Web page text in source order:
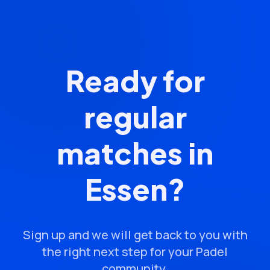
Ready for
regular
matches in
Essen?
Sign up and we will get back to you with
the right next step for your Padel